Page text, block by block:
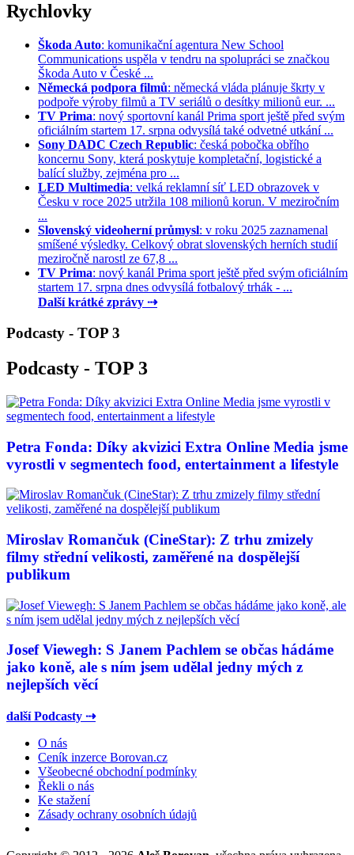
Rychlovky
Škoda Auto: komunikační agentura New School
Communications uspěla v tendru na spolupráci se značkou
Škoda Auto v České ...
Německá podpora filmů: německá vláda plánuje škrty v
podpoře výroby filmů a TV seriálů o desítky milionů eur. ...
TV Prima: nový sportovní kanál Prima sport ještě před svým
oficiálním startem 17. srpna odvysílá také odvetné utkání ...
Sony DADC Czech Republic: česká pobočka obřího
koncernu Sony, která poskytuje kompletační, logistické a
balící služby, zejména pro ...
LED Multimedia: velká reklamní síť LED obrazovek v
Česku v roce 2025 utržila 108 milionů korun. V meziročním
...
Slovenský videoherní průmysl: v roku 2025 zaznamenal
smíšené výsledky. Celkový obrat slovenských herních studií
meziročně narostl ze 67,8 ...
TV Prima: nový kanál Prima sport ještě před svým oficiálním
startem 17. srpna dnes odvysílá fotbalový trhák - ...
Další krátké zprávy ⇢
Podcasty - TOP 3
Podcasty - TOP 3
Petra Fonda: Díky akvizici Extra Online Media jsme
vyrostli v segmentech food, entertainment a lifestyle
Miroslav Romančuk (CineStar): Z trhu zmizely
filmy střední velikosti, zaměřené na dospělejší
publikum
Josef Viewegh: S Janem Pachlem se občas hádáme
jako koně, ale s ním jsem udělal jedny mých z
nejlepších věcí
další Podcasty ⇢
O nás
Ceník inzerce Borovan.cz
Všeobecné obchodní podmínky
Řekli o nás
Ke stažení
Zásady ochrany osobních údajů